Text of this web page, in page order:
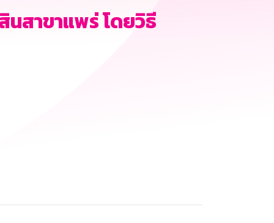
นสาขาแพร่ โดยวิธี